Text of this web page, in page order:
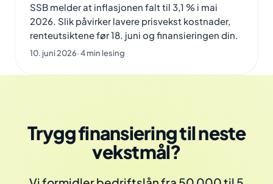
SSB melder at inflasjonen falt til 3,1 % i mai
2026. Slik påvirker lavere prisvekst kostnader,
renteutsiktene før 18. juni og finansieringen din.
10. juni 2026· 4 min lesing
Trygg finansiering til neste
vekstmål?